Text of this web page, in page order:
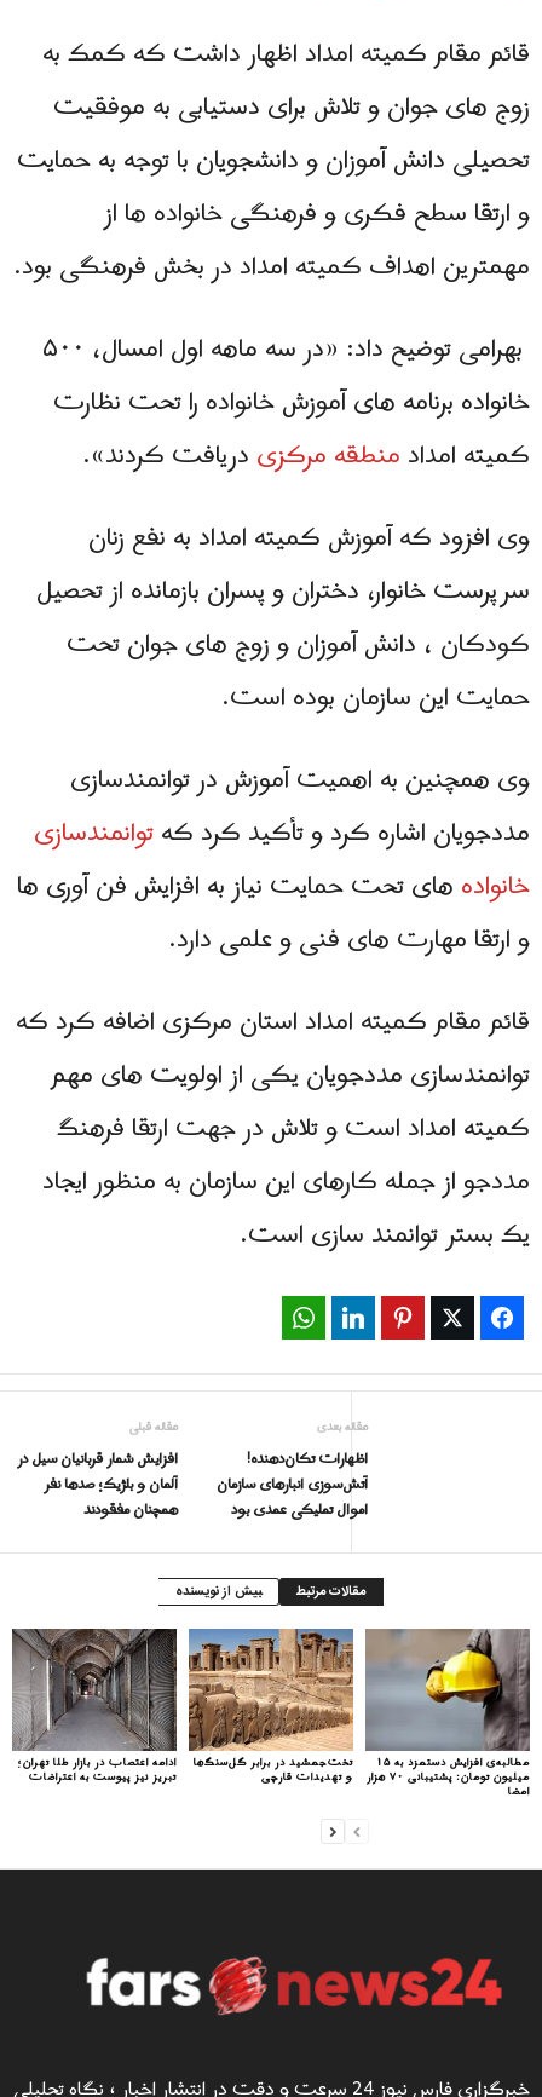
قائم مقام کمیته امداد اظهار داشت که کمک به
زوج های جوان و تلاش برای دستیابی به موفقیت
تحصیلی دانش آموزان و دانشجویان با توجه به حمایت
و ارتقا سطح فکری و فرهنگی خانواده ها از
مهمترین اهداف کمیته امداد در بخش فرهنگی بود.
بهرامی توضیح داد: «در سه ماهه اول امسال، ۵۰۰
خانواده برنامه های آموزش خانواده را تحت نظارت
کمیته امدادمنطقه مرکزیدریافت کردند».
وی افزود که آموزش کمیته امداد به نفع زنان
سرپرست خانوار، دختران و پسران بازمانده از تحصیل
کودکان ، دانش آموزان و زوج های جوان تحت
حمایت این سازمان بوده است.
وی همچنین به اهمیت آموزش در توانمندسازی
مددجویان اشاره کرد و تأکید کرد کهتوانمندسازی
خانوادههای تحت حمایت نیاز به افزایش فن آوری ها
و ارتقا مهارت های فنی و علمی دارد.
قائم مقام کمیته امداد استان مرکزی اضافه کرد که
توانمندسازی مددجویان یکی از اولویت های مهم
کمیته امداد است و تلاش در جهت ارتقا فرهنگ
مددجو از جمله کارهای این سازمان به منظور ایجاد
یک بستر توانمند سازی است.
Facebook
Twitter
Pinterest
LinkedIn
مقاله قبلی
افزایش شمار قربانیان سیل در
آلمان و بلژیک؛ صدها نفر
همچنان مفقودند
مقاله بعدی
اظهارات تکان‌دهنده!
آتش‌سوزی انبارهای سازمان
اموال تملیکی عمدی بود
مقالات مرتبط بیش از نویسنده
ادامه اعتصاب در بازار طلا تهران؛
تبریز نیز پیوست به اعتراضات
تخت‌جمشید در برابر گل‌سنگ‌ها
و تهدیدات قارچی
مطالبه‌ی افزایش دستمزد به ۱۵
میلیون تومان: پشتیبانی ۷۰ هزار
امضا